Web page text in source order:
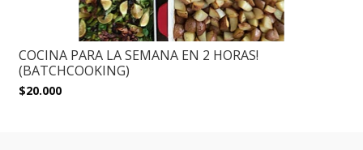
COCINA PARA LA SEMANA EN 2 HORAS!
(BATCHCOOKING)
$20.000